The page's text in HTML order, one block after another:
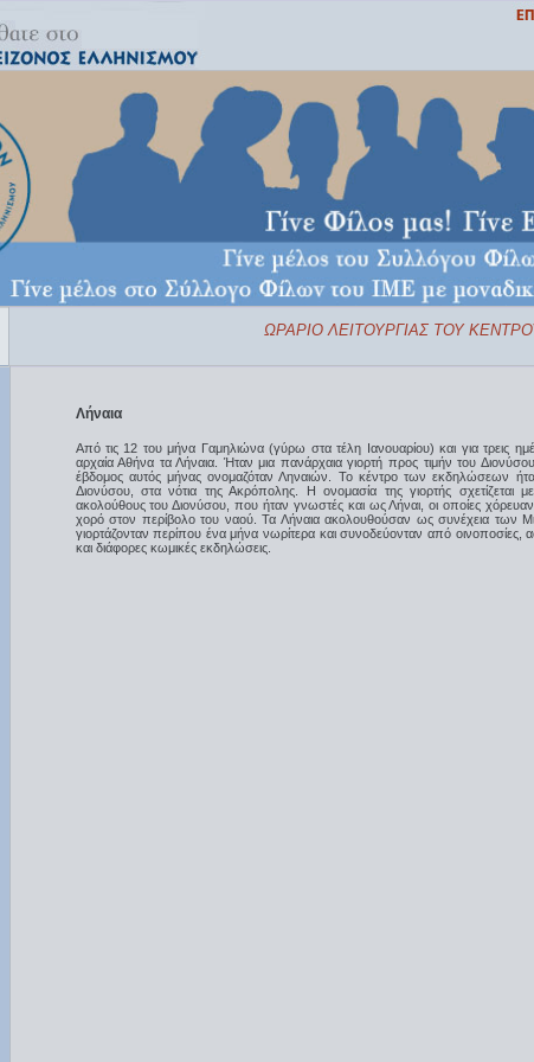
ΩΡΑΡΙΟ ΛΕΙΤΟΥΡΓΙΑΣ ΤΟΥ
Λήναια
Από τις 12 του μήνα Γαμηλιώνα (γύρω στα τέλη Ιανουαρίου) και για τρεις
αρχαία Αθήνα τα Λήναια. Ήταν μια πανάρχαια γιορτή προς τιμήν του
έβδομος αυτός μήνας ονομαζόταν Ληναιών. Το κέντρο των εκδηλώσεων
Διονύσου, στα νότια της Ακρόπολης. Η ονομασία της γιορτής σχετίζεται
ακολούθους του Διονύσου, που ήταν γνωστές και ως Λήναι, οι οποίες χόρευαν
χορό στον περίβολο του ναού. Τα Λήναια ακολουθούσαν ως συνέχεια των
γιορτάζονταν περίπου ένα μήνα νωρίτερα και συνοδεύονταν από οινοποσίες,
και διάφορες κωμικές εκδηλώσεις.